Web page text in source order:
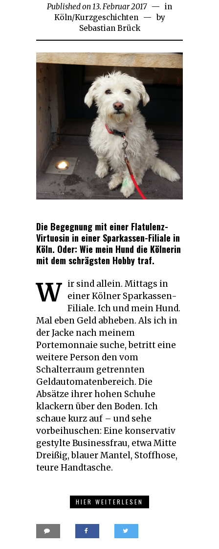
Published on13. Februar 20171.
Oktober
in
Köln/Kurzgeschichten
by
Sebastian Brück
Die Begegnung mit einer Flatulenz-
Virtuosin in einer Sparkassen-Filiale in
Köln. Oder: Wie mein Hund die Kölnerin
mit dem schrägsten Hobby traf.
W ir sind allein. Mittags in
einer Kölner Sparkassen-
Filiale. Ich und mein Hund.
Mal eben Geld abheben. Als ich in
der Jacke nach meinem
Portemonnaie suche, betritt eine
weitere Person den vom
Schalterraum getrennten
Geldautomatenbereich. Die
Absätze ihrer hohen Schuhe
klackern über den Boden. Ich
schaue kurz auf – und sehe
vorbeihuschen: Eine konservativ
gestylte Businessfrau, etwa Mitte
Dreißig, blauer Mantel, Stoffhose,
teure Handtasche.
HIER WEITERLESEN